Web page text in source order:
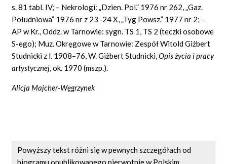
s. 81 tabl. IV; – Nekrologi: „Dzien. Pol.” 1976 nr 262, „Gaz.
Południowa” 1976 nr z 23–24 X, „Tyg Powsz.” 1977 nr 2; –
AP w Kr., Oddz. w Tarnowie: sygn. TS 1, TS 2 (teczki osobowe
S-ego); Muz. Okręgowe w Tarnowie: Zespół Witold Giżbert
Studnicki z l. 1908–76, W. Giżbert Studnicki,Opisżycia i pracy
artystycznej, ok. 1970 (mszp.).
Alicja Majcher-Węgrzynek
Powyższy tekst różni się w pewnych szczegółach od
biogramu opublikowanego pierwotnie w Polskim